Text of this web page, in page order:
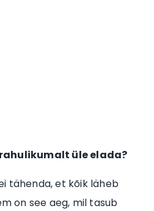
üle elada?
tähenda, et kõik läheb
on see aeg, mil tasub